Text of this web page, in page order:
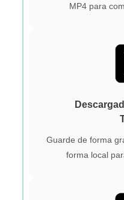
MP4 para
Guarde de forma
forma local